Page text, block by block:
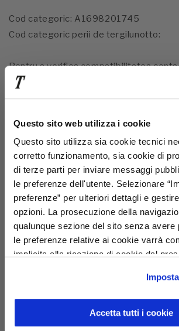
Questo sito web utilizza i cookie
Questo sito utilizza sia cookie tecnici
corretto funzionamento, sia cookie di
di terze parti per inviare messaggi
le preferenze dell'utente. Selezionare
preferenze” per ulteriori dettagli e
opzioni. La prosecuzione della
qualunque sezione del sito senza avere
le preferenze relative ai cookie varrà
implicita alla ricezione di cookie dal
Accetta tutti i cookie
Cod categoric: A1698201745
Cod categoric perii de tergilunotto:
Pentru a verifica compatibilitatea
- magazin@trivellato.it
sau
Cota
Făcut gratuit la
în
ORDINA ORA